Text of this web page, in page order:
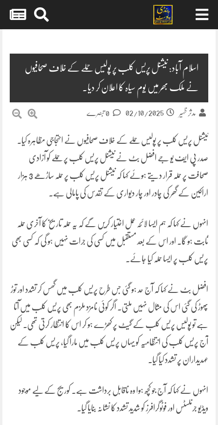
اسلام آباد: نیشنل پریس کلب پر پولیس حملے کے خلاف صحافیوں
نے ملک بھر میں یوم سیاہ کا اعلان کر دیا.
مدثر ظہیر 02/10/2025
نیشنل پریس کلب پر پولیس حملے کے خلاف صحافیوں نے احتجاجی مظاہرہ کیا۔
صدر پی ایف یو جے افضل بٹ نے نیشنل پریس کلب پر حملے کو آزادی
صحافت پر حملہ قرار دیتے ہوئے کہا کہ نیشنل پریس کلب پر حملہ ساڑھے 3 ہزار
اراکین کے گھر کی چادر اور چار دیواری کے تقدس کی پامالی ہے۔
انہوں نے کہا کہ ہم ایسا لائحہ عمل اختیار کریں گے کہ یہ حملہ تاریخ کا آخری حملہ
ثابت ہو گا۔ اور اس کے بعد مستقبل میں کسی کی جرات نہیں ہو گی کہ کسی بھی
پریس کلب پر ایسا حملہ کیا جائے۔
افضل بٹ نے کہا کہ آج حد ہو گئی جس طرح پریس کلب میں گھس کر تشدد اور توڑ
پھوڑ کی گئی اس کی مثال نہیں ملتی۔ اگر کوئی نامزد ملزم بھی پریس کلب میں آتا
ہے تو پولیس پریس کلب کے گیٹ پر کھڑے ہو کر اس کا انتظار کرتی تھی۔ لیکن
آج پریس کلب کی انتظامیہ کو یہاں پریس کلب میں مارا گیا، پریس کلب کے
عہدیداران پر تشدد کیا گیا۔
انہوں نے کہا کہ آج جو کچھ ہوا وہ ناقابل برداشت ہے۔ کوریج کے لیے موجود
ویڈیو جرنلسٹس اور فوٹوگرافرز کو شدید تشدد کا نشانہ بنایا گیا۔